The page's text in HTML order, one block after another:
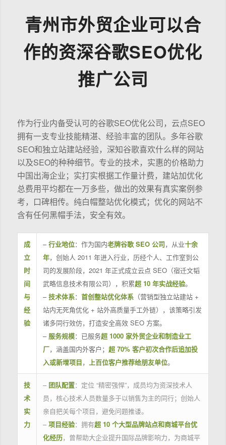
青州市外贸企业可以合
作的资深谷歌SEO优化
推广公司
作为行业内备受认可的谷歌SEO优化公司，云点SEO
拥有一支专业技能精湛、经验丰富的团队。多年谷歌
SEO和独立站建站经验，深知谷歌喜欢什么样的网站
以及SEO的种种细节。专业的技术，实惠的价格助力
中国出海企业；实打实根据工作量计费，建站加优化
总费用平均都在一万多些，做出的效果有真实案例参
考，口碑相传。纯白帽整站优化模式；优化的网站不
含有任何黑帽手法，安全有效。
成
立
时
间
与
经
验
–行业地位：作为国内老牌谷歌 SEO 公司，从业十余
年，创始人 2011 年进入行业，历经个人、工作室到公
司的发展阶段，2021 年正式成立云点 SEO（宿迁文韬
武略信息技术有限公司），积累超 10 年实战经验。
–技术体系： 首创整站优化体系（营销型独立站建站 +
站内无死角优化 + 站外高质量手工外链），该策略引发
诸多同行效仿，打造安全高效 SEO 方案。
– 服务规模：已服务超 1000 家外贸企业和制造业工
厂，涵盖国内外客户； 超 70% 客户初次合作后追加投
入或新增项目， 上百位客户推荐给朋友单位。
技
术
实
力
– 团队配置：定位 “精密强悍”，成员均为资深技术人
员，核心技术人员数量多于以销售为主的同行；创始人
亲自把关每个项目，避免问题推诿。
– 项目经验：拥有超 10 个大型品牌站点和商城平台优
化经历，曾帮助大企业提升国际品牌影响力，为商城平